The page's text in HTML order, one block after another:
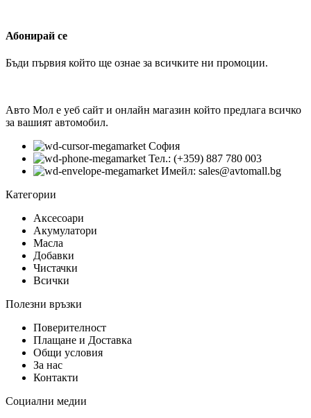
Абонирай се
Бъди първия който ще ознае за всичките ни промоции.
Авто Мол е уеб сайт и онлайн магазин който предлага всичко
за вашият автомобил.
София
Тел.: (+359) 887 780 003
Имейл: sales@avtomall.bg
Категории
Аксесоари
Акумулатори
Масла
Добавки
Чистачки
Всички
Полезни връзки
Поверителност
Плащане и Доставка
Общи условия
За нас
Контакти
Социални медии